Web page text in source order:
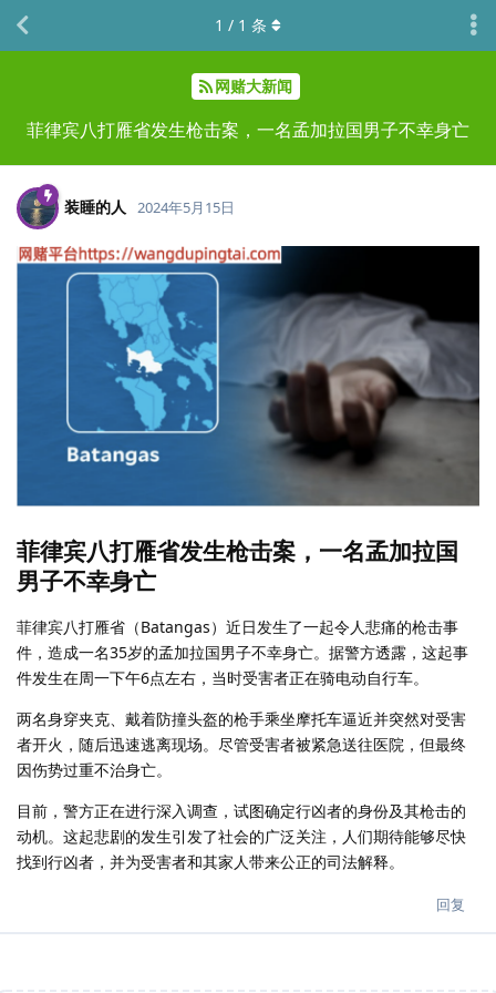
网赌大新闻
菲律宾八打雁省发生枪击案，一名孟加拉国男子不幸身亡
1 / 1 条
装睡的人 2024年5月15日
菲律宾八打雁省发生枪击案，一名孟加拉国
男子不幸身亡
菲律宾八打雁省（Batangas）近日发生了一起令人悲痛的枪击事
件，造成一名35岁的孟加拉国男子不幸身亡。据警方透露，这起事
件发生在周一下午6点左右，当时受害者正在骑电动自行车。
两名身穿夹克、戴着防撞头盔的枪手乘坐摩托车逼近并突然对受害
者开火，随后迅速逃离现场。尽管受害者被紧急送往医院，但最终
因伤势过重不治身亡。
目前，警方正在进行深入调查，试图确定行凶者的身份及其枪击的
动机。这起悲剧的发生引发了社会的广泛关注，人们期待能够尽快
找到行凶者，并为受害者和其家人带来公正的司法解释。
回复